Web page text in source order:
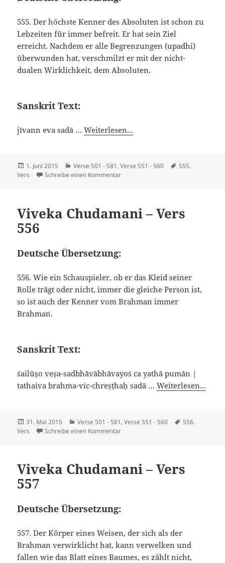
555. Der höchste Kenner des Absoluten ist schon zu
Lebzeiten für immer befreit. Er hat sein Ziel
erreicht. Nachdem er alle Begrenzungen (upadhi)
überwunden hat, verschmilzt er mit der nicht-
dualen Wirklichkeit, dem Absoluten.
Sanskrit Text:
jīvann eva sadā …Weiterlesen...
Veröffentlicht
am
1. Juni 2015 Kategorien
Verse 501 - 581,Verse 551 - 560 Schlagwörter
555.
Vers
Schreibe einen Kommentarzu Viveka Chudamani – Vers 555
Viveka Chudamani – Vers
556
Deutsche Übersetzung:
556. Wie ein Schauspieler, ob er das Kleid seiner
Rolle trägt oder nicht, immer die gleiche Person ist,
so ist auch der Kenner vom Brahman immer
Brahman.
Sanskrit Text:
śailūṣo veṣa-sadbhāvābhāvayoś ca yathā pumān |
tathaiva brahma-vic-chreṣṭhaḥ sadā …Weiterlesen...
Veröffentlicht
am
31. Mai 2015 Kategorien
Verse 501 - 581,Verse 551 - 560 Schlagwörter
556.
Vers
Schreibe einen Kommentarzu Viveka Chudamani – Vers 556
Viveka Chudamani – Vers
557
Deutsche Übersetzung:
557. Der Körper eines Weisen, der sich als der
Brahman verwirklicht hat, kann verwelken und
fallen wie das Blatt eines Baumes, es zählt nicht,